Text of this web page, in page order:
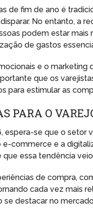
de fim de ano é
No entanto, a
podem estar
de gastos
e o
que os
para estimular as
PARA O
espera-se que o setor
commerce e a
essa tendência veio
de compra,
cada vez mais
se destacar no